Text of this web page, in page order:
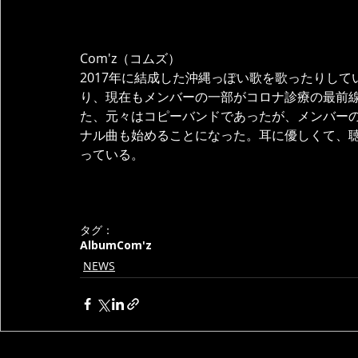
Com'z（コムズ）
2017年に結成した沖縄っぽい歌を歌ったりし
り、現在もメンバーの一部がコロナ診療の最前
た、元々はコピーバンドであったが、メンバー
ナル曲も始めることになった。耳に優しくて、
っている。
タグ：
AlbumCom'z
NEWS